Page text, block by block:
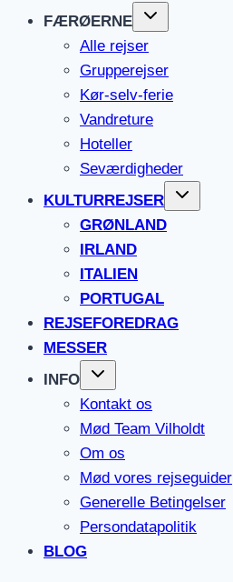
FÆRØERNE
Alle rejser
Grupperejser
Kør-selv-ferie
Vandreture
Hoteller
Seværdigheder
KULTURREJSER
GRØNLAND
IRLAND
ITALIEN
PORTUGAL
REJSEFOREDRAG
MESSER
INFO
Kontakt os
Mød Team Vilholdt
Om os
Mød vores rejseguider
Generelle Betingelser
Persondatapolitik
BLOG